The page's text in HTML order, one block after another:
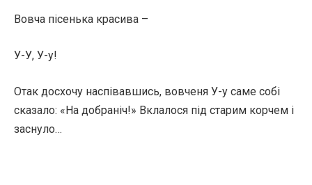
Вовча пісенька красива –
У-У, У-у!
Отак досхочу наспівавшись, вовченя У-у саме собі
сказало: «На добраніч!» Вклалося під старим корчем і
заснуло…